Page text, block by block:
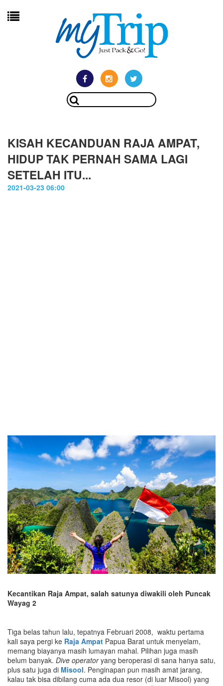
KISAH KECANDUAN RAJA AMPAT,
HIDUP TAK PERNAH SAMA LAGI
SETELAH ITU...
2021-03-23 06:00
Kecantikan Raja Ampat, salah satunya diwakili oleh Puncak
Wayag 2
Tiga belas tahun lalu, tepatnya Februari 2008, waktu pertama
kali saya pergi ke Raja Ampat Papua Barat untuk menyelam,
memang biayanya masih lumayan mahal. Pilihan juga masih
belum banyak. Dive operatoryang beroperasi di sana hanya satu,
plus satu juga di Misool. Penginapan pun masih amat jarang,
kalau tak bisa dibilang cuma ada dua resor (di luar Misool) yang